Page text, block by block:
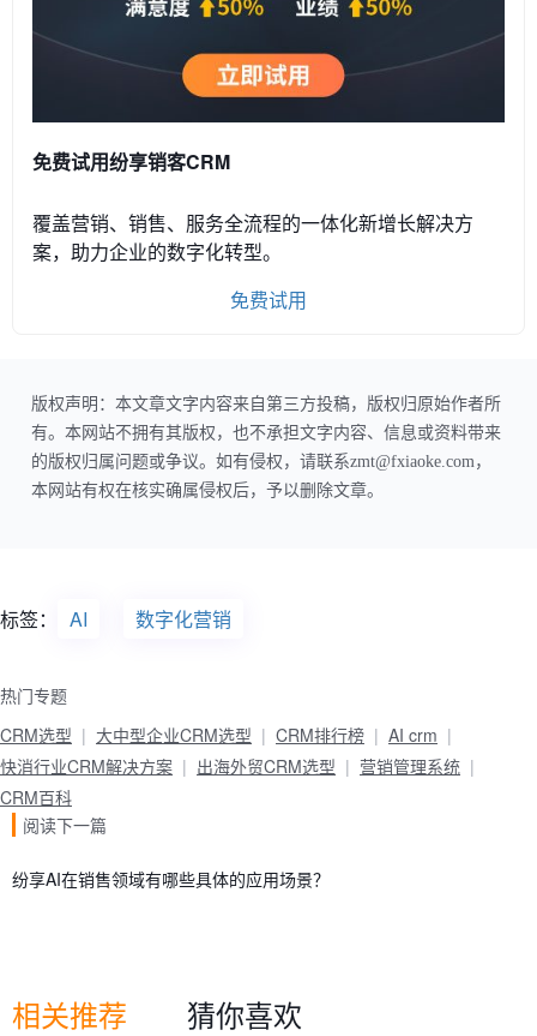
免费试用纷享销客CRM
覆盖营销、销售、服务全流程的一体化新增长解决方
案，助力企业的数字化转型。
免费试用
版权声明：本文章文字内容来自第三方投稿，版权归原始作者所
有。本网站不拥有其版权，也不承担文字内容、信息或资料带来
的版权归属问题或争议。如有侵权，请联系zmt@fxiaoke.com，
本网站有权在核实确属侵权后，予以删除文章。
标签： AI 数字化营销
热门专题
CRM选型
大中型企业CRM选型 CRM排行榜
AI crm
快消行业CRM解决方案
出海外贸CRM选型
营销管理系统
CRM百科
阅读下一篇
纷享AI在销售领域有哪些具体的应用场景？
相关推荐 猜你喜欢